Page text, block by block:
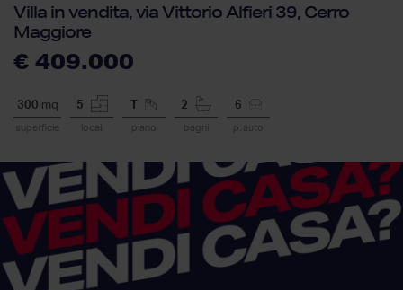
Villa in vendita, via Vittorio Alfieri 39, Cerro
Maggiore
€ 409.000
300 mq
superficie
5
locali piano
2
bagni
6
p. auto